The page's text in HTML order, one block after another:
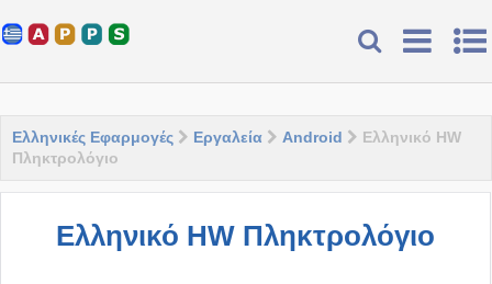
Ελληνικές Εφαρμογές Εργαλεία Android
Ελληνικό HW
Πληκτρολόγιο
Ελληνικό HW Πληκτρολόγιο